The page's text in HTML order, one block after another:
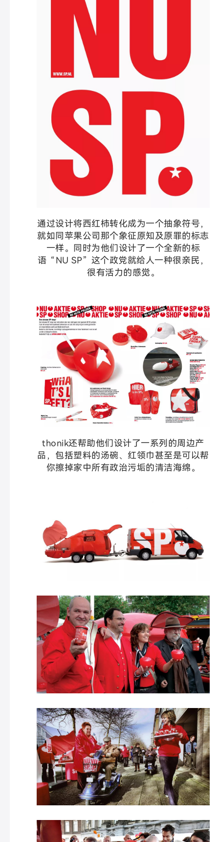
通过设计将西红柿转化成为一个抽象符号，
就如同苹果公司那个象征原知及原罪的标志
一样。同时为他们设计了一个全新的标
语“NU SP”这个政党就给人一种很亲民，
很有活力的感觉。
thonik还帮助他们设计了一系列的周边产
品，包括塑料的汤碗、红领巾甚至是可以帮
你擦掉家中所有政治污垢的清洁海绵。